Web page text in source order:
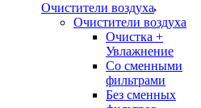
Очистители воздуха
Очистители воздуха
Очистка +
Увлажнение
Cо сменными
фильтрами
Без сменных